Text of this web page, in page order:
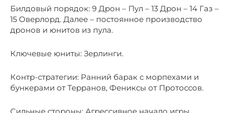
Билдовый порядок: 9 Дрон – Пул – 13 Дрон – 14 Газ –
15 Оверлорд. Далее – постоянное производство
дронов и юнитов из пула.
Ключевые юниты: Зерлинги.
Контр-стратегии: Ранний барак с морпехами и
бункерами от Терранов, Фениксы от Протоссов.